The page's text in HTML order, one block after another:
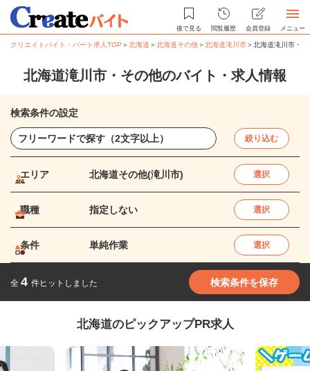
後で見る 閲覧履歴 会員登録 メニュー
クリエイトバイト・パート求人TOP ＞北海道 ＞北海道その他＞北海道滝川市＞北海道滝川市・
北海道滝川市・その他のバイト・求人情報
検索条件の設定
絞り込む
エリア 北海道その他(滝川市) 選択
職種 指定しない 選択
条件 単純作業 選択
全 4 件ヒットしました 検索条件を保存
北海道のピックアップPR求人